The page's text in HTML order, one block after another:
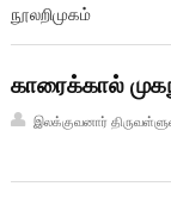
நூலறிமுகம்
காரைக்கால்
இலக்குவனார்